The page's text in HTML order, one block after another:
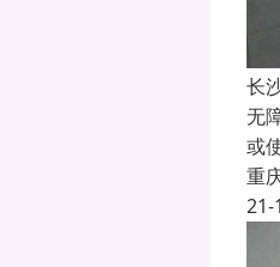
长
无
或
重
21-